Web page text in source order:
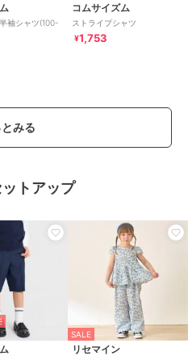
袖シャツ(100-
コムサイズム
ストライプシャツ
¥1,753
みる
トアップ
SALE
リセマイン